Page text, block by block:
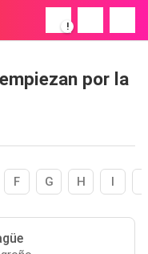
!
por la
F G H I